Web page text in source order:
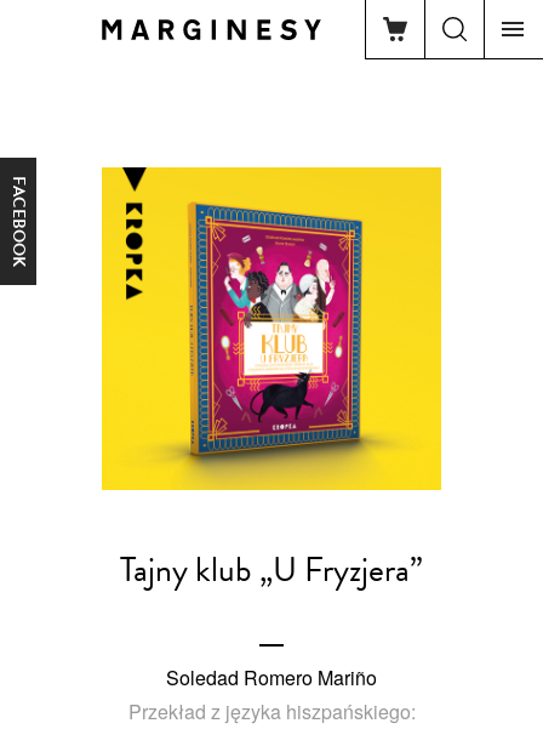
FACEBOOK
Tajny klub „U Fryzjera”
Soledad Romero Mariño
Przekład z języka hiszpańskiego: